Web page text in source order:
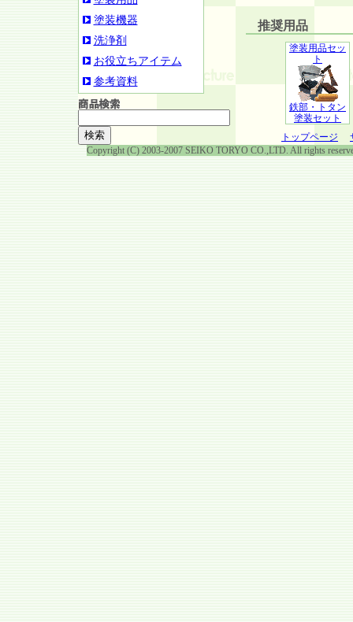
推奨用品
塗装用品セッ
ト
鉄部・トタン
塗装セット
トップページ
塗装機器
洗浄剤
お役立ちアイテム
参考資料
Copyright (C) 2003-2007 SEIKO TORYO CO.,LTD. All rights